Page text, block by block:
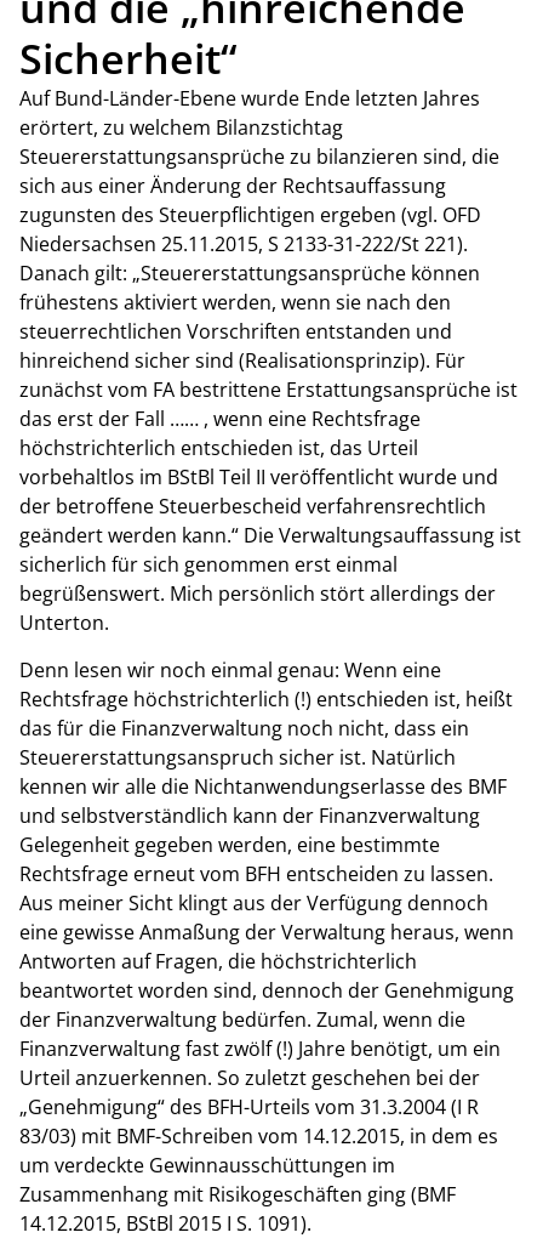
Sicherheit“
Auf Bund-Länder-Ebene wurde Ende letzten Jahres
erörtert, zu welchem Bilanzstichtag
Steuererstattungsansprüche zu bilanzieren sind, die
sich aus einer Änderung der Rechtsauffassung
zugunsten des Steuerpflichtigen ergeben (vgl. OFD
Niedersachsen 25.11.2015, S 2133-31-222/St 221).
Danach gilt: „Steuererstattungsansprüche können
frühestens aktiviert werden, wenn sie nach den
steuerrechtlichen Vorschriften entstanden und
hinreichend sicher sind (Realisationsprinzip). Für
zunächst vom FA bestrittene Erstattungsansprüche ist
das erst der Fall …… , wenn eine Rechtsfrage
höchstrichterlich entschieden ist, das Urteil
vorbehaltlos im BStBl Teil II veröffentlicht wurde und
der betroffene Steuerbescheid verfahrensrechtlich
geändert werden kann.“ Die Verwaltungsauffassung ist
sicherlich für sich genommen erst einmal
begrüßenswert. Mich persönlich stört allerdings der
Unterton.
Denn lesen wir noch einmal genau: Wenn eine
Rechtsfrage höchstrichterlich (!) entschieden ist, heißt
das für die Finanzverwaltung noch nicht, dass ein
Steuererstattungsanspruch sicher ist. Natürlich
kennen wir alle die Nichtanwendungserlasse des BMF
und selbstverständlich kann der Finanzverwaltung
Gelegenheit gegeben werden, eine bestimmte
Rechtsfrage erneut vom BFH entscheiden zu lassen.
Aus meiner Sicht klingt aus der Verfügung dennoch
eine gewisse Anmaßung der Verwaltung heraus, wenn
Antworten auf Fragen, die höchstrichterlich
beantwortet worden sind, dennoch der Genehmigung
der Finanzverwaltung bedürfen. Zumal, wenn die
Finanzverwaltung fast zwölf (!) Jahre benötigt, um ein
Urteil anzuerkennen. So zuletzt geschehen bei der
„Genehmigung“ des BFH-Urteils vom 31.3.2004 (I R
83/03) mit BMF-Schreiben vom 14.12.2015, in dem es
um verdeckte Gewinnausschüttungen im
Zusammenhang mit Risikogeschäften ging (BMF
14.12.2015, BStBl 2015 I S. 1091).